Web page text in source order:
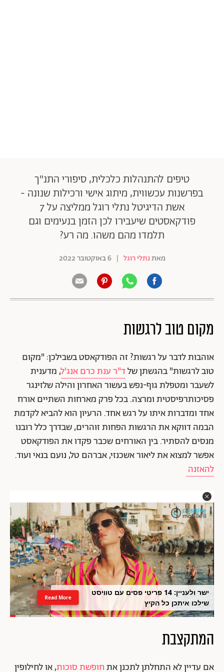
טיפים להתנהלות כלכלית, סיפורי התנ"ך
בפרשנות עכשווית, מיתוג אישי ורכילות שנונה -
אשת הדיגיטל נתלי רוגל ממליצה על 7
פודקאסטים שיעבירו לכן הזמן בנעימים וגם
תלמדו מהם משהו. מה רע?
מאתנתלי רוגל | 6 באוקטובר 2022
מקום טוב לרגשות
אוהבות לדבר על רגשות? זה הפודקאסט בשבילכן: "מקום
טוב לרגשות" בהגשתן שלד"ר ענת כרם אנג'ל, מדענית
לשעבר ומטפלת גוף-נפש בעשור האחרון והילה שלזינגר
פסיכותרפיסטית ומרצה. בכל פרק מארחות השתיים אורח
אחד ומדברות איתו על רגש אחד. הרעיון הוא להביא לקדמת
הבמה דווקא את הרגשות הפחות זוהרים, שבדרך כלל רובנו
מנסים להסתיר. בין האורחים שכבר פקדו את הפודקאסט
אפשר למצוא את ליאור אשכנזי, אברהם טל, נועם בנאי ועוד.
להאזנה
ישר ולעניין: 14 פריטי פסים עם טוויסט
שילכו איתכן כל הקיץ
Read More
המתקצבת
אם עדיין לא התחלתן לתכנן אתחופשת סוכות, או לחילופין